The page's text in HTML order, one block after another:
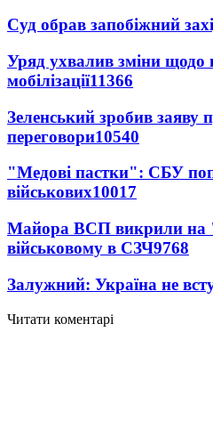
Суд обрав запобіжний
Уряд ухвалив зміни щодо
мобілізації11366
Зеленський зробив заяву
переговори10540
"Медові пастки": СБУ
військових10017
Майора ВСП викрили на
військовому в СЗЧ9768
Залужний: Україна не
Читати коментарі